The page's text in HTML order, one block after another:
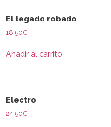
El legado robado
18.50€
Añadir al carrito
Electro
24.50€